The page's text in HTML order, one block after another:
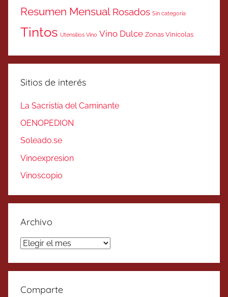
Resumen Mensual Rosados Sin categoría
Tintos Utensilios Vino Vino Dulce Zonas Vinicolas
Sitios de interés
La Sacristía del Caminante
OENOPEDION
Soleado.se
Vinoexpresion
Vinoscopio
Archivo
Archivo
Comparte